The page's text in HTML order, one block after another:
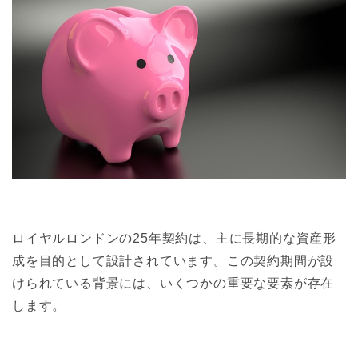
ロイヤルロンドンの25年契約は、主に長期的な資産形
成を目的として設計されています。この契約期間が設
けられている背景には、いくつかの重要な要素が存在
します。